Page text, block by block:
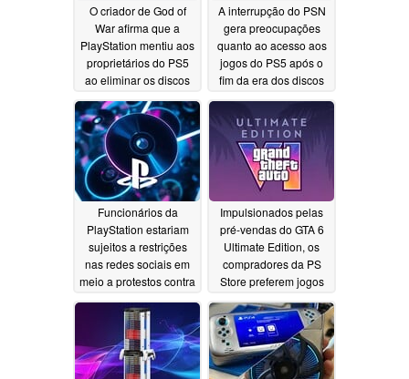
O criador de God of
War afirma que a
PlayStation mentiu aos
proprietários do PS5
ao eliminar os discos
físicos de jogos
07/30/2026
A interrupção do PSN
gera preocupações
quanto ao acesso aos
jogos do PS5 após o
fim da era dos discos
físicos07/25/2026
Funcionários da
PlayStation estariam
sujeitos a restrições
nas redes sociais em
meio a protestos contra
jogos físicos07/23/2026
Impulsionados pelas
pré-vendas do GTA 6
Ultimate Edition, os
compradores da PS
Store preferem jogos
digitais de alto preço
07/22/2026